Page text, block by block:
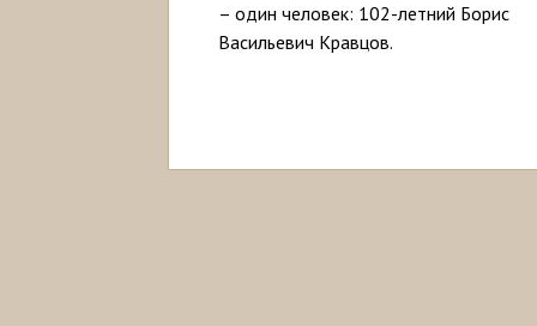
– один человек: 102-летний Борис
Васильевич Кравцов.